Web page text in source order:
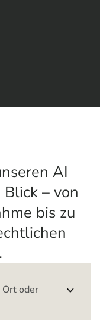
AI
– von
bis zu
Ort oder